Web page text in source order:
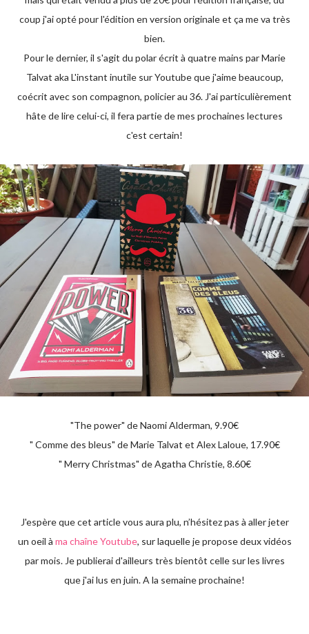
coup j'ai opté pour l'édition en version originale et ça me va très
bien.
Pour le dernier, il s'agit du polar écrit à quatre mains par Marie
Talvat aka L'instant inutile sur Youtube que j'aime beaucoup,
coécrit avec son compagnon, policier au 36. J'ai particulièrement
hâte de lire celui-ci, il fera partie de mes prochaines lectures
c'est certain!
"The power" de Naomi Alderman, 9.90€
" Comme des bleus" de Marie Talvat et Alex Laloue, 17.90€
" Merry Christmas" de Agatha Christie, 8.60€
J'espère que cet article vous aura plu, n’hésitez pas à aller jeter
un oeil à ma chaîne Youtube, sur laquelle je propose deux vidéos
par mois. Je publierai d'ailleurs très bientôt celle sur les livres
que j'ai lus en juin. A la semaine prochaine!